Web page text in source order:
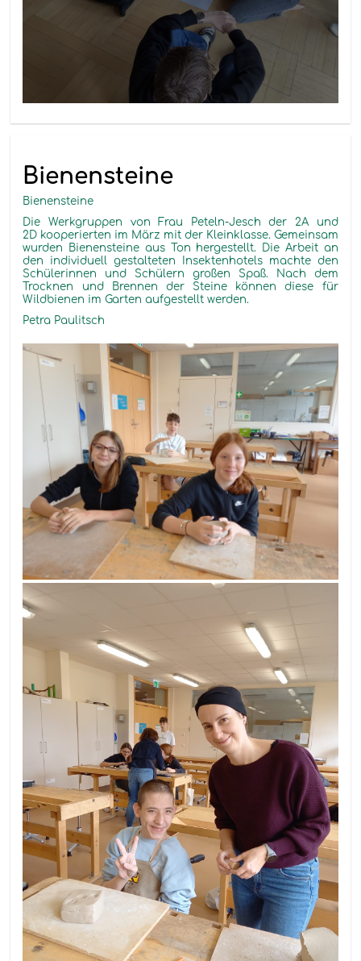
Bienensteine
Bienensteine
Die Werkgruppen von Frau Peteln-Jesch der 2A und
2D kooperierten im März mit der Kleinklasse. Gemeinsam
wurden Bienensteine aus Ton hergestellt. Die Arbeit an
den individuell gestalteten Insektenhotels machte den
Schülerinnen und Schülern großen Spaß. Nach dem
Trocknen und Brennen der Steine können diese für
Wildbienen im Garten aufgestellt werden.
Petra Paulitsch